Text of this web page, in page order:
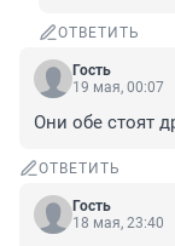
ОТВЕТИТЬ
Гость
19 мая, 00:07
Они обе стоят
ОТВЕТИТЬ
Гость
18 мая, 23:40